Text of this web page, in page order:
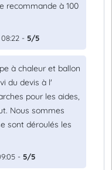
recommande à 100
- 5/5
à chaleur et ballon
du devis à l'
pour les aides,
Nous sommes
sont déroulés les
- 5/5